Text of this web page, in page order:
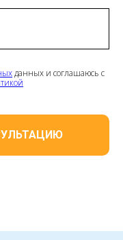
данных и соглашаюсь с